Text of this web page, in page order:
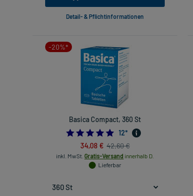
Detail- & Pflichtinformationen
-20%*
Basica Compact, 360 St
4.916666666666667
12*
34,08 € 42,60 €
inkl. MwSt. Gratis-Versand innerhalb D.
Lieferbar